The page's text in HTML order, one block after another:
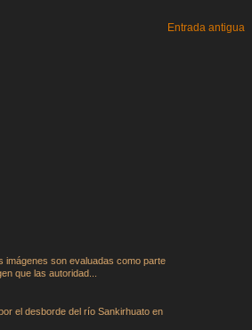
Entrada antigua
imágenes son evaluadas como parte
que las autoridad...
el desborde del río Sankirhuato en